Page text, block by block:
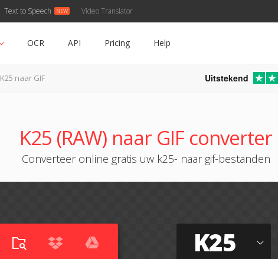
Text to Speech Video Translator
OCR API Pricing Help
K25 naar GIF Uitstekend
K25 (RAW) naar GIF converter
Converteer online gratis uw k25- naar gif-bestanden
K25